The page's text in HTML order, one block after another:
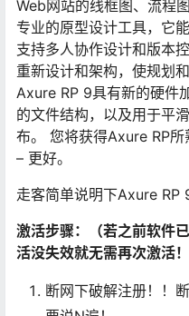
Web网站的线框图、流程
专业的原型设计工具，它
支持多人协作设计和版本控
重新设计和架构，使规划
Axure RP 9具有新的硬件
的文件结构，以及用于平
布。 您将获得Axure RP
– 更好。
走客简单说明下Axure RP
激活步骤：
（若之前软件
活没失效就无需再次激活！
断网下破解注册！！